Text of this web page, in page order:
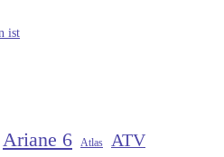
ist
Ariane 6 Atlas ATV